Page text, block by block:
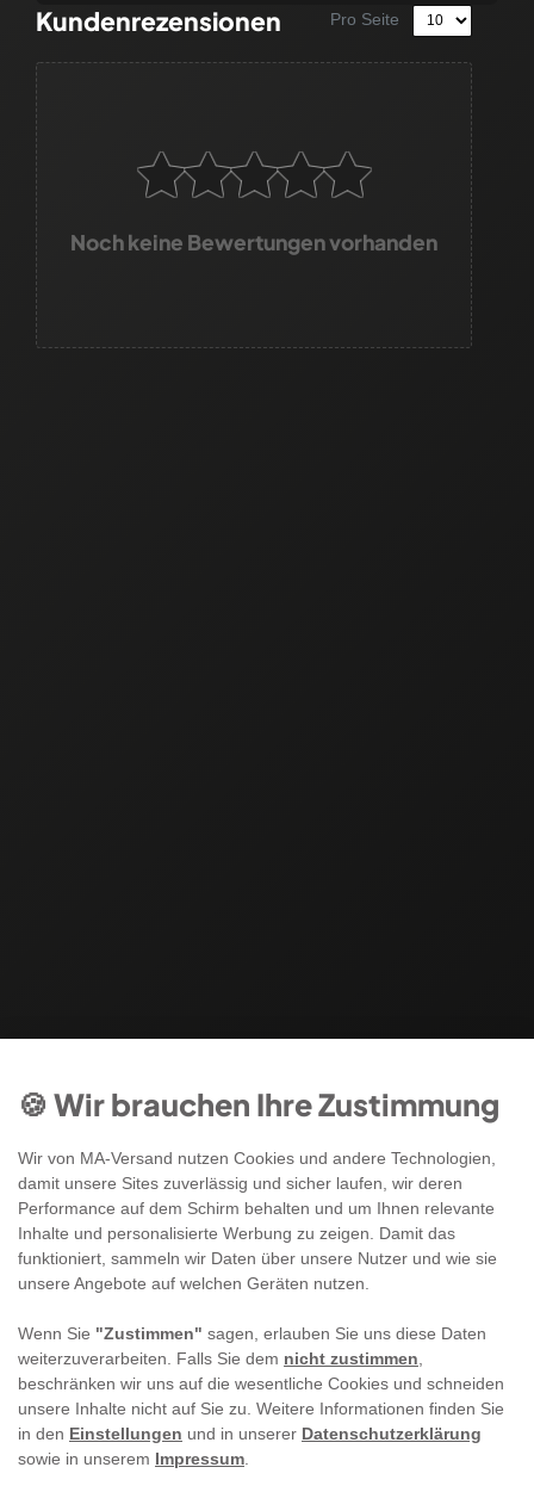
Kundenrezensionen Pro Seite
Noch keine Bewertungen vorhanden
🍪 Wir brauchen Ihre Zustimmung
Wir von MA-Versand nutzen Cookies und andere Technologien,
damit unsere Sites zuverlässig und sicher laufen, wir deren
Performance auf dem Schirm behalten und um Ihnen relevante
Inhalte und personalisierte Werbung zu zeigen. Damit das
funktioniert, sammeln wir Daten über unsere Nutzer und wie sie
unsere Angebote auf welchen Geräten nutzen.
Wenn Sie "Zustimmen" sagen, erlauben Sie uns diese Daten
weiterzuverarbeiten. Falls Sie dem nicht zustimmen
beschränken wir uns auf die wesentliche Cookies und schneiden
unsere Inhalte nicht auf Sie zu. Weitere Informationen finden Sie
in den Einstellungen und in unserer Datenschutzerklärung
sowie in unserem Impressum